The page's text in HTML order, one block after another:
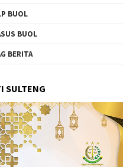
BUOL
BUOL
BERITA
SULTENG